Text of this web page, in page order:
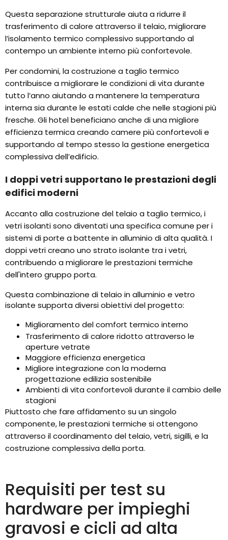
Questa separazione strutturale aiuta a ridurre il
trasferimento di calore attraverso il telaio, migliorare
l’isolamento termico complessivo supportando al
contempo un ambiente interno più confortevole.
Per condomini, la costruzione a taglio termico
contribuisce a migliorare le condizioni di vita durante
tutto l’anno aiutando a mantenere la temperatura
interna sia durante le estati calde che nelle stagioni più
fresche. Gli hotel beneficiano anche di una migliore
efficienza termica creando camere più confortevoli e
supportando al tempo stesso la gestione energetica
complessiva dell’edificio.
I doppi vetri supportano le prestazioni degli
edifici moderni
Accanto alla costruzione del telaio a taglio termico, i
vetri isolanti sono diventati una specifica comune per i
sistemi di porte a battente in alluminio di alta qualità. I
doppi vetri creano uno strato isolante tra i vetri,
contribuendo a migliorare le prestazioni termiche
dell'intero gruppo porta.
Questa combinazione di telaio in alluminio e vetro
isolante supporta diversi obiettivi del progetto:
Miglioramento del comfort termico interno
Trasferimento di calore ridotto attraverso le
aperture vetrate
Maggiore efficienza energetica
Migliore integrazione con la moderna
progettazione edilizia sostenibile
Ambienti di vita confortevoli durante il cambio delle
stagioni
Piuttosto che fare affidamento su un singolo
componente, le prestazioni termiche si ottengono
attraverso il coordinamento del telaio, vetri, sigilli, e la
costruzione complessiva della porta.
Requisiti per test su
hardware per impieghi
gravosi e cicli ad alta